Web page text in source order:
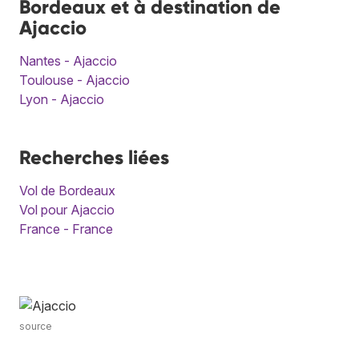
Bordeaux et à destination de
Ajaccio
Nantes - Ajaccio
Toulouse - Ajaccio
Lyon - Ajaccio
Recherches liées
Vol de Bordeaux
Vol pour Ajaccio
France - France
source